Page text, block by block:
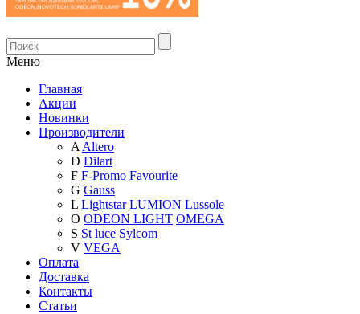
Меню
Главная
Акции
Новинки
Производители
AAltero
D Dilart
F F-Promo Favourite
G Gauss
L Lightstar LUMION Lussole
O ODEON LIGHT OMEGA
S St luce Sylcom
V VEGA
Оплата
Доставка
Контакты
Статьи